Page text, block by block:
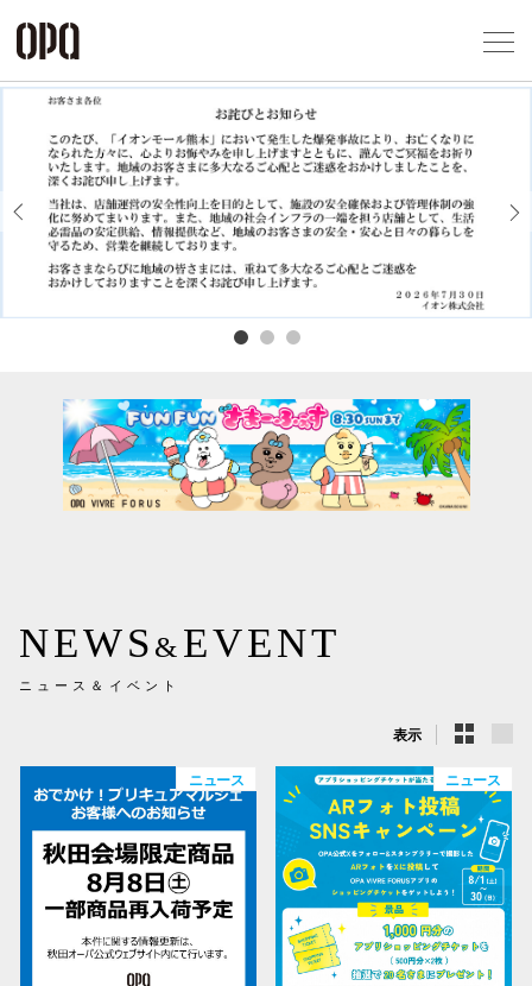
Previous
NEWS & EVENT
ニュース＆イベント
表示
ニュース ニュース
企業情報
お問い合わせ
プライバシ
ソーシャル
横浜ビ